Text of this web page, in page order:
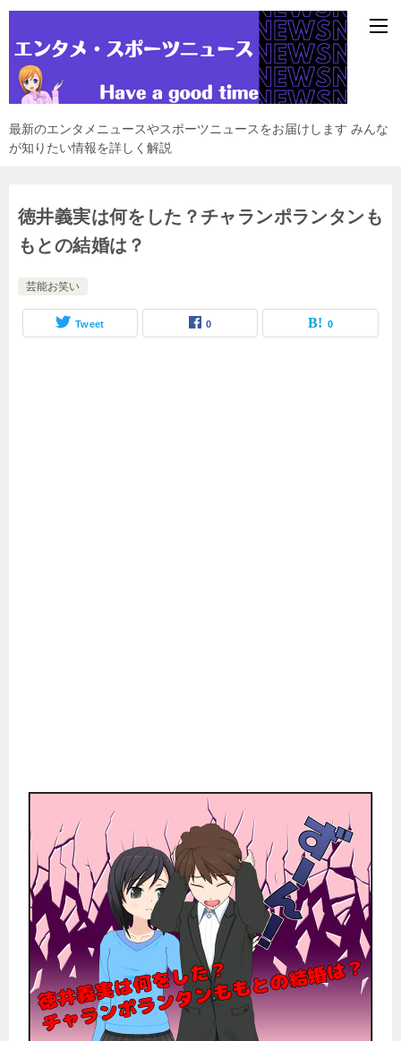
最新のエンタメニュースやスポーツニュースをお届けします みんな
が知りたい情報を詳しく解説
徳井義実は何をした？チャランポランタンも
もとの結婚は？
芸能お笑い
Tweet 0 0